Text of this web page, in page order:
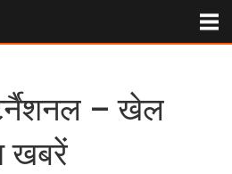
– खेल
खबरें